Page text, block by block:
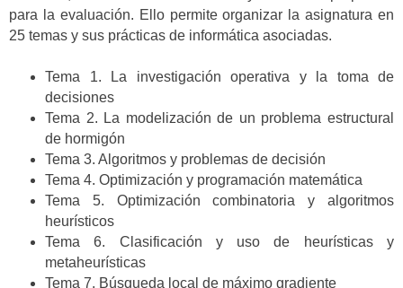
para la evaluación. Ello permite organizar la asignatura en
25 temas y sus prácticas de informática asociadas.
Tema 1. La investigación operativa y la toma de
decisiones
Tema 2. La modelización de un problema estructural
de hormigón
Tema 3. Algoritmos y problemas de decisión
Tema 4. Optimización y programación matemática
Tema 5. Optimización combinatoria y algoritmos
heurísticos
Tema 6. Clasificación y uso de heurísticas y
metaheurísticas
Tema 7. Búsqueda local de máximo gradiente